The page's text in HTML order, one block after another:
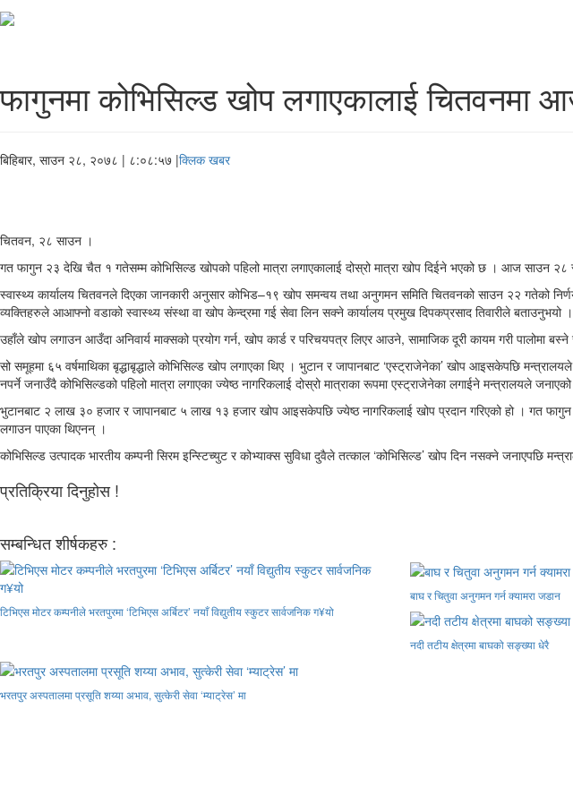
फागुनमा कोभिसिल्ड खोप लगाएकालाई चितवनमा
बिहिबार, साउन २८, २०७८ | ८:०८:५७ |क्लिक खबर
चितवन, २८ साउन ।
गत फागुन २३ देखि चैत १ गतेसम्म कोभिसिल्ड खोपको पहिलो मात्रा लगाएकालाई दोस्रो मात्रा खोप दिईने भएको छ । आज साउन २८
स्वास्थ्य कार्यालय चितवनले दिएका जानकारी अनुसार कोभिड–१९ खोप समन्वय तथा अनुगमन समिति चितवनको साउन २२ गतेको
व्यक्तिहरुले आआफ्नो वडाको स्वास्थ्य संस्था वा खोप केन्द्रमा गई सेवा लिन सक्ने कार्यालय प्रमुख दिपकप्रसाद तिवारीले बताउनुभयो ।
उहाँले खोप लगाउन आउँदा अनिवार्य माक्सको प्रयोग गर्न, खोप कार्ड र परिचयपत्र लिएर आउने, सामाजिक दूरी कायम गरी पालोमा
सो समूहमा ६५ वर्षमाथिका बृद्धाबृद्धाले कोभिसिल्ड खोप लगाएका थिए । भुटान र जापानबाट ‘एस्ट्राजेनेका’ खोप आइसकेपछि
नपर्ने जनाउँदै कोभिसिल्डको पहिलो मात्रा लगाएका ज्येष्ठ नागरिकलाई दोस्रो मात्राका रूपमा एस्ट्राजेनेका लगाईने मन्त्रालयले
भुटानबाट २ लाख ३० हजार र जापानबाट ५ लाख १३ हजार खोप आइसकेपछि ज्येष्ठ नागरिकलाई खोप प्रदान गरिएको हो । गत फागुन
लगाउन पाएका थिएनन् ।
कोभिसिल्ड उत्पादक भारतीय कम्पनी सिरम इन्स्टिच्युट र कोभ्याक्स सुविधा दुवैले तत्काल ‘कोभिसिल्ड’ खोप दिन नसक्ने जनाएपछि
प्रतिक्रिया दिनुहोस !
सम्बन्धित शीर्षकहरु :
टिभिएस मोटर कम्पनीले भरतपुरमा ‘टिभिएस अर्बिटर’ नयाँ विद्युतीय स्कुटर सार्वजनिक ग¥यो
बाघ र चितुवा अनुगमन गर्न क्यामरा जडान
नदी तटीय क्षेत्रमा बाघको सङ्ख्या धेरै
भरतपुर अस्पतालमा प्रसूति शय्या अभाव, सुत्केरी सेवा ‘म्याट्रेस’ मा